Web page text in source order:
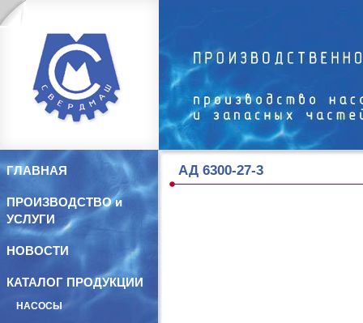
ГЛАВНАЯ
ПРОИЗВОДСТВО и
УСЛУГИ
НОВОСТИ
КАТАЛОГ ПРОДУКЦИИ
НАСОСЫ
АД 6300-27-3